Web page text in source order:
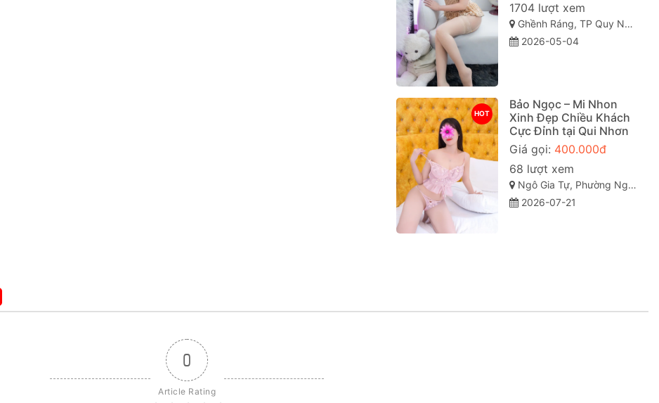
1704 lượt xem
Ghềnh Ráng, TP Quy Nhơn, Bình Định
2026-05-04
HOT
Bảo Ngọc – Mi Nhon
Xinh Đẹp Chiều Khách
Cực Đỉnh tại Qui Nhơn
Giá gọi: 400.000đ
68 lượt xem
Ngô Gia Tự, Phường Nguyễn Văn Cừ, Thành phố Quy Nhơn, Tỉnh Bình Định
2026-07-21
0
Article Rating